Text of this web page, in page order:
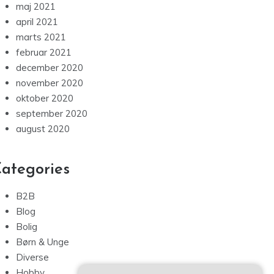
maj 2021
april 2021
marts 2021
februar 2021
december 2020
november 2020
oktober 2020
september 2020
august 2020
B2B
Blog
Bolig
Børn & Unge
Diverse